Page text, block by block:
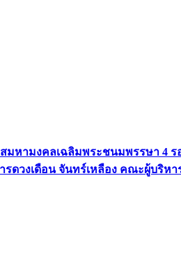
มหามงคลเฉลิมพระชนมพรรษา
วงเดือน จันทร์เหลือง คณะผู้บริห